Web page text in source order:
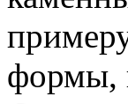
формы,